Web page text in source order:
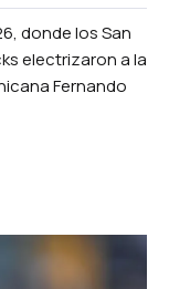
donde los San
electrizaron a la
Fernando